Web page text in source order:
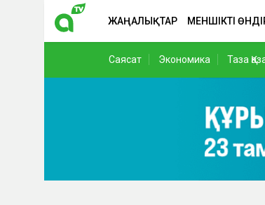
ЖАҢАЛЫҚТАР МЕНШІКТІ
Саясат Экономика Таза